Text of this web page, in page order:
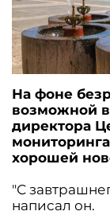
На фоне
возможной
директора
хорошей
"С
написал он.